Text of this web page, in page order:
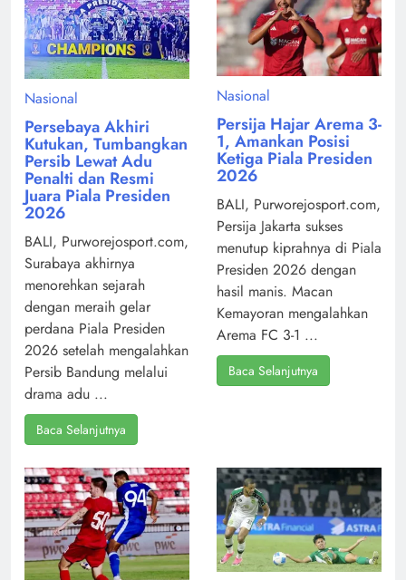
Nasional
Persebaya Akhiri
Kutukan, Tumbangkan
Persib Lewat Adu
Penalti dan Resmi
Juara Piala Presiden
2026
BALI, Purworejosport.com,
Surabaya akhirnya
menorehkan sejarah
dengan meraih gelar
perdana Piala Presiden
2026 setelah mengalahkan
Persib Bandung melalui
drama adu ...
Baca Selanjutnya
Nasional
Persija Hajar Arema 3-
1, Amankan Posisi
Ketiga Piala Presiden
2026
BALI, Purworejosport.com,
Persija Jakarta sukses
menutup kiprahnya di Piala
Presiden 2026 dengan
hasil manis. Macan
Kemayoran mengalahkan
Arema FC 3-1 ...
Baca Selanjutnya